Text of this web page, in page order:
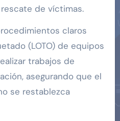
de víctimas.
claros
(LOTO) de equipos
trabajos de
asegurando que el
se restablezca